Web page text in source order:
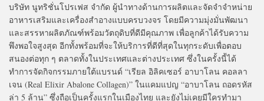
บริษัท นูทริชั่นโปรเฟส จำกัด ผู้นำทางด้านการผลิตและจัดจำจำหน่าย
อาหารเสริมและเครื่องสำอางแบบครบวงจร โดยมีความมุ่งมั่นพัฒนา
และสรรหาผลิตภัณฑ์พร้อมวัตถุดิบที่ดีมีคุณภาพ เพื่อลูกค้าได้รับความ
พึงพอใจสูงสุด อีกทั้งพร้อมที่จะให้บริการที่ดีที่สุดในทุกระดับเพื่อตอบ
สนองต่อทุก ๆ ตลาดทั้งในประเทศและต่างประเทศ ซึ่งในครั้งนี้ได้
ทำการจัดกิจกรรมภายใต้แบรนด์ “เรียล อิลิคเซอร์ อาบาโลน คอลลา
เจน (Real Elixir Abalone Collagen)” ในแคมแปญ “อาบาโลน ถอดรหัส
ล่า 5 ล้าน” ซึ่งถือเป็นครั้งแรกในเมืองไทย และยังไม่เคยมีใครทำมา